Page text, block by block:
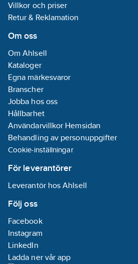
Villkor och priser
Retur & Reklamation
Om oss
Om Ahlsell
Kataloger
Egna märkesvaror
Branscher
Jobba hos oss
Hållbarhet
Användarvillkor Hemsidan
Behandling av personuppgifter
Cookie-inställningar
För leverantörer
Leverantör hos Ahlsell
Följ oss
Facebook
Instagram
LinkedIn
Ladda ner vår app